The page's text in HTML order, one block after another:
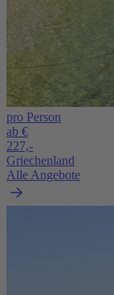
pro Person
ab €
227,-
Griechenland
Alle Angebote